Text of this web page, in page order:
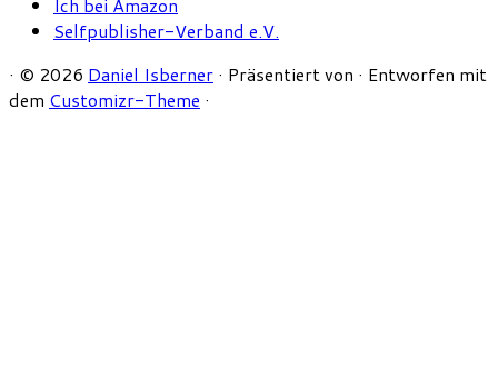
Selfpublisher-Verband e.V.
· © 2026 Daniel Isberner · Präsentiert von · Entworfen mit
dem Customizr-Theme ·